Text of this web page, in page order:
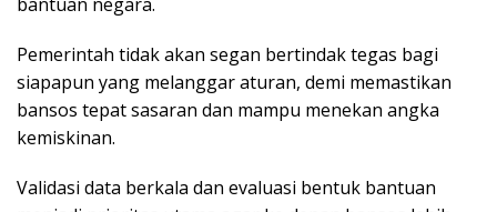
Pemerintah tidak akan segan bertindak tegas bagi
siapapun yang melanggar aturan, demi memastikan
bansos tepat sasaran dan mampu menekan angka
kemiskinan.
Validasi data berkala dan evaluasi bentuk bantuan